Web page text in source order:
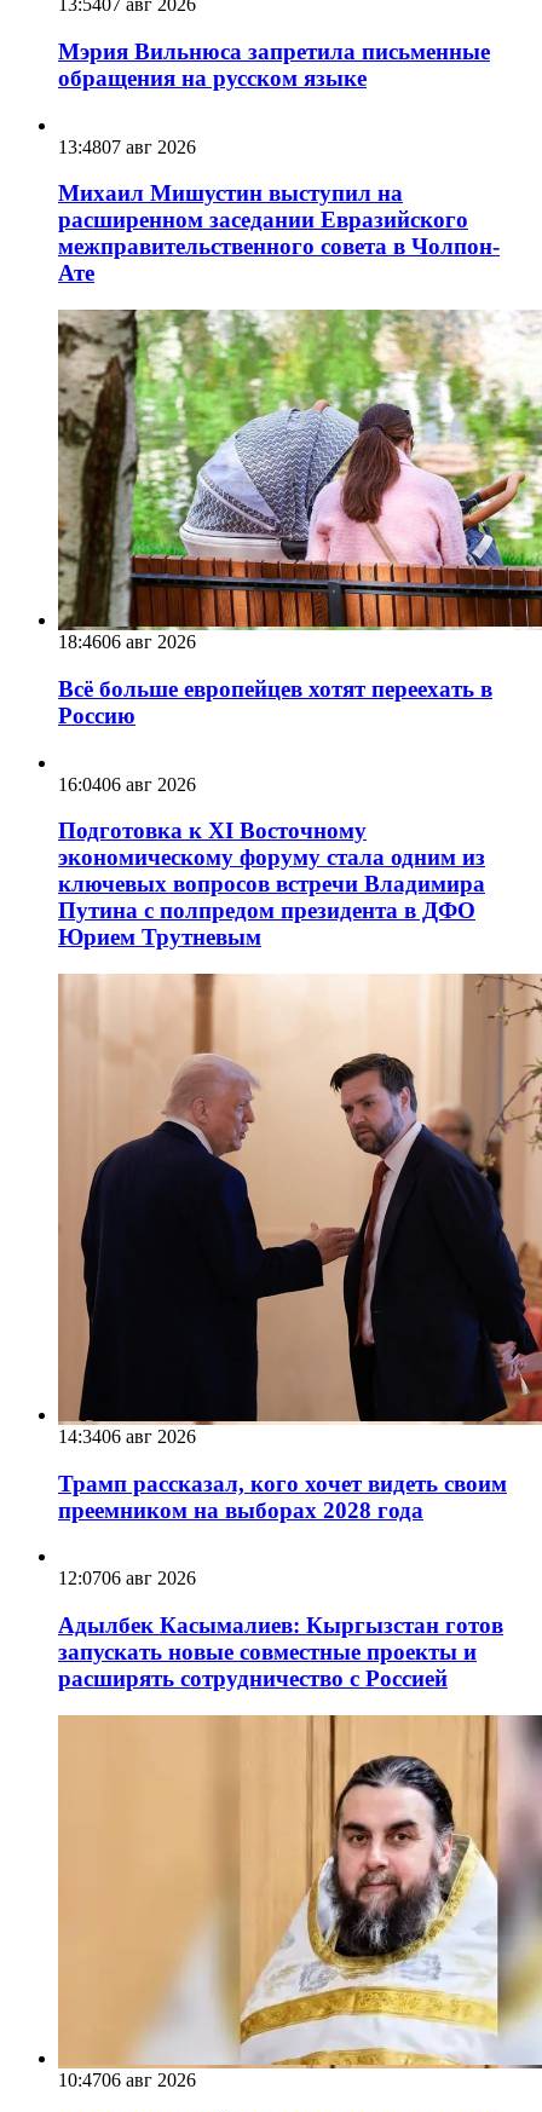
13:5407 авг 2026
Мэрия Вильнюса запретила письменные
обращения на русском языке
13:4807 авг 2026
Михаил Мишустин выступил на
расширенном заседании Евразийского
межправительственного совета в Чолпон-
Ате
18:4606 авг 2026
Всё больше европейцев хотят переехать в
Россию
16:0406 авг 2026
Подготовка к XI Восточному
экономическому форуму стала одним из
ключевых вопросов встречи Владимира
Путина с полпредом президента в ДФО
Юрием Трутневым
14:3406 авг 2026
Трамп рассказал, кого хочет видеть своим
преемником на выборах 2028 года
12:0706 авг 2026
Адылбек Касымалиев: Кыргызстан готов
запускать новые совместные проекты и
расширять сотрудничество с Россией
10:4706 авг 2026